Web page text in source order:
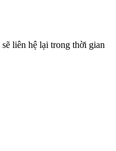
liên hệ lại trong thời gian